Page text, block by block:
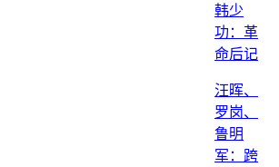
韩少
功：革
命后记
汪晖、
罗岗、
鲁明
军：跨